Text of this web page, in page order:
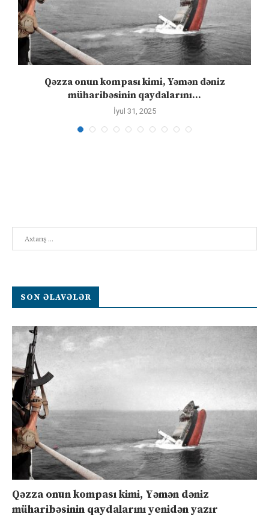
Qəzza onun kompası kimi, Yəmən dəniz
müharibəsinin qaydalarını...
İyul 31, 2025
SON ƏLAVƏLƏR
Qəzza onun kompası kimi, Yəmən dəniz
müharibəsinin qaydalarını yenidən yazır